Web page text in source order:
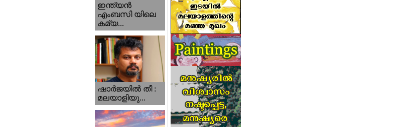
ഇന്ത്യന്‍
എംബസി യിലെ
കമ്യ...
ഷാര്‍ജയില്‍ തീ :
മലയാളിയു...